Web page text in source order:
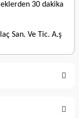
30 dakika
San. Ve Tic. A.ş